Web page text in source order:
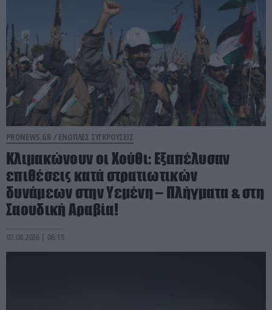
PRONEWS.GR / ΕΝΟΠΛΕΣ ΣΥΓΚΡΟΥΣΕΙΣ
Κλιμακώνουν οι Χούθι: Eξαπέλυσαν
επιθέσεις κατά στρατιωτικών
δυνάμεων στην Υεμένη – Πλήγματα & στη
Σαουδική Αραβία!
07.08.2026 | 06:19